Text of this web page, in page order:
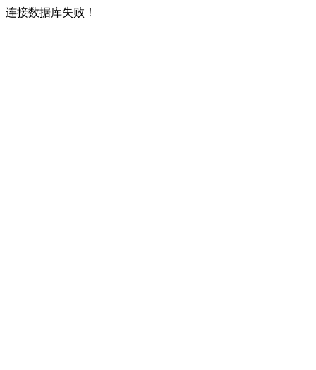
连接数据库失败！